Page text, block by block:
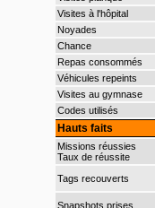
Visites à l'hôpital
Noyades
Chance
Repas consommés
Véhicules repeints
Visites au gymnase
Codes utilisés
Hauts faits
Missions réussies
Taux de réussite
Tags recouverts
Snapshots prises